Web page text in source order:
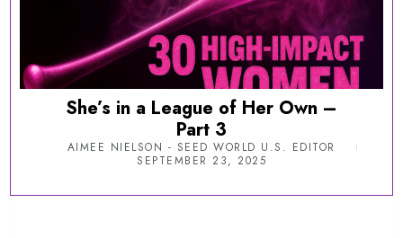
She’s in a League of Her Own –
Part 3
AIMEE NIELSON - SEED WORLD U.S. EDITOR
SEPTEMBER 23, 2025